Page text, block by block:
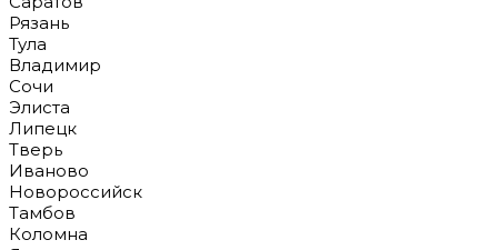
Рязань
Тула
Владимир
Сочи
Элиста
Липецк
Тверь
Иваново
Новороссийск
Тамбов
Коломна